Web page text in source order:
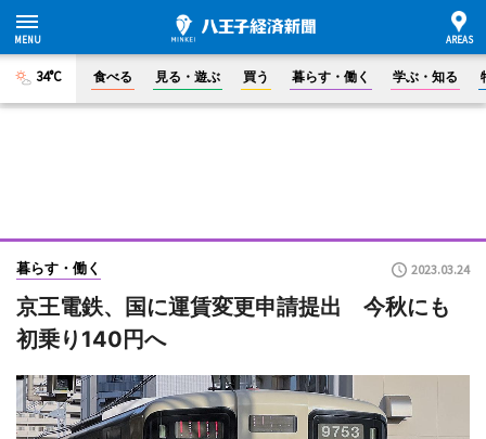
34°C 食べる 見る・遊ぶ 買う 暮らす・働く 学ぶ・知る
暮らす・働く 2023.03.24
京王電鉄、国に運賃変更申請提出 今秋にも
初乗り140円へ